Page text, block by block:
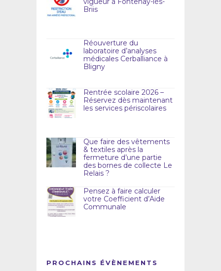
Briis
Réouverture du
laboratoire d’analyses
médicales Cerballiance à
Bligny
Rentrée scolaire 2026 –
Réservez dès maintenant
les services périscolaires
Que faire des vêtements
& textiles après la
fermeture d’une partie
des bornes de collecte Le
Relais ?
Pensez à faire calculer
votre Coefficient d’Aide
Communale
PROCHAINS ÉVÈNEMENTS